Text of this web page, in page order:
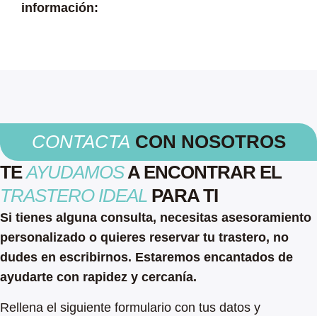
información:
CONTACTA CON NOSOTROS
TEAYUDAMOSA ENCONTRAR EL
TRASTERO IDEAL PARA TI
Si tienes alguna consulta, necesitas asesoramiento
personalizado o quieres reservar tu trastero, no
dudes en escribirnos. Estaremos encantados de
ayudarte con rapidez y cercanía.
Rellena el siguiente formulario con tus datos y